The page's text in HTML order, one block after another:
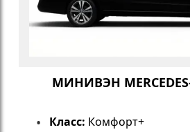
МИНИВЭН
Класс: Комфорт+